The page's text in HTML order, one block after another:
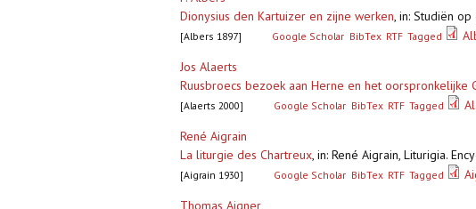
Dionysius den Kartuizer en zijne werken, in: Studiën
[Albers 1897] Google Scholar BibTex RTF Tagged
Jos Alaerts
Ruusbroecs bezoek aan Herne en het oorspronkelijke
[Alaerts 2000] Google Scholar BibTex RTF Tagged
René Aigrain
La liturgie des Chartreux, in: René Aigrain, Liturigia.
[Aigrain 1930] Google Scholar BibTex RTF Tagged
Thomas Aigner